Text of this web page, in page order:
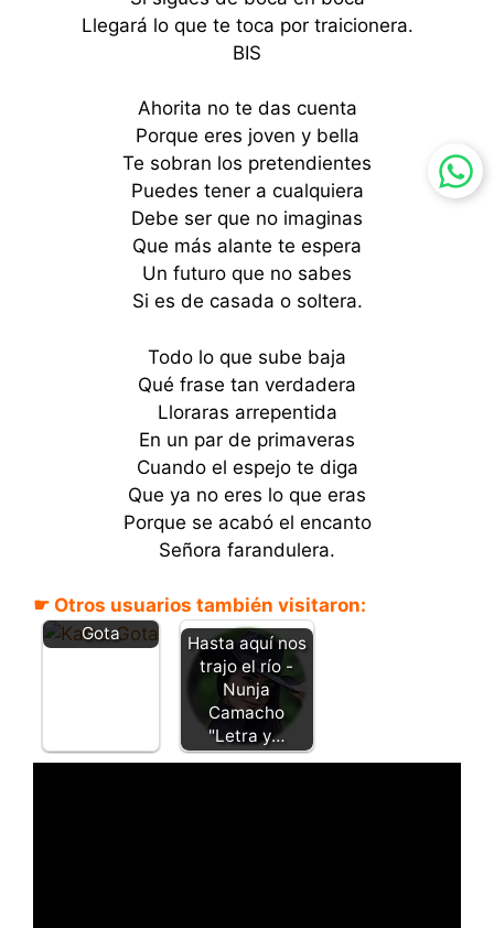
Llegará lo que te toca por traicionera.
BIS
Ahorita no te das cuenta
Porque eres joven y bella
Te sobran los pretendientes
Puedes tener a cualquiera
Debe ser que no imaginas
Que más alante te espera
Un futuro que no sabes
Si es de casada o soltera.
Todo lo que sube baja
Qué frase tan verdadera
Lloraras arrepentida
En un par de primaveras
Cuando el espejo te diga
Que ya no eres lo que eras
Porque se acabó el encanto
Señora farandulera.
☛ Otros usuarios también visitaron:
e - Kaina
Gota
Hasta aquí nos
trajo el río -
Nunja
Camacho
"Letra y…